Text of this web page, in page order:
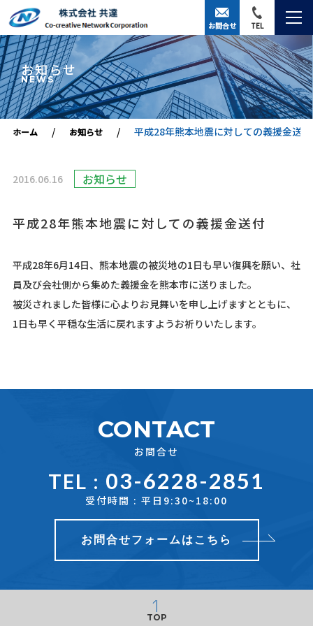
TEL
お問合せ
お知らせ
NEWS
ホーム お知らせ 平成28年熊本地震に対しての義援金送付
2016.06.16 お知らせ
平成28年熊本地震に対しての義援金送付
平成28年6月14日、熊本地震の被災地の1日も早い復興を願い、社
員及び会社側から集めた義援金を熊本市に送りました。
被災されました皆様に心よりお見舞いを申し上げますとともに、
1日も早く平穏な生活に戻れますようお祈りいたします。
CONTACT
お問合せ
TEL : 03-6228-2851
受付時間 : 平日9:30~18:00
お問合せフォームはこちら
TOP